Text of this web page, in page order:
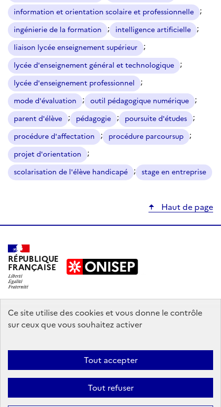
Ce site utilise des cookies et vous donne le contrôle
sur ceux que vous souhaitez activer
Tout accepter
Tout refuser
information et orientation scolaire et professionnelle ;
ingénierie de la formation ; intelligence artificielle ;
liaison lycée enseignement supérieur ;
lycée d'enseignement général et technologique ;
lycée d'enseignement professionnel ;
mode d'évaluation ; outil pédagogique numérique ;
parent d'élève ; pédagogie ; poursuite d'études ;
procédure d'affectation ; procédure parcoursup ;
projet d'orientation ;
scolarisation de l'élève handicapé ; stage en entreprise
Haut de page
RÉPUBLIQUE
FRANÇAISE
education.gouv.fr
enseignementsup-recherche.gouv.fr
Accessibilité : partiellement conforme